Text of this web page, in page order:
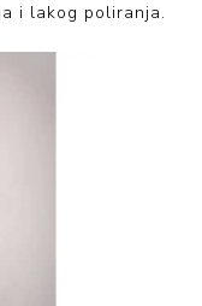
i lakog poliranja.